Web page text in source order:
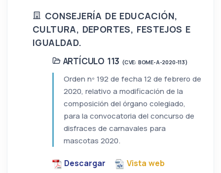
CONSEJERÍA DE EDUCACIÓN,
CULTURA, DEPORTES, FESTEJOS E
IGUALDAD.
ARTÍCULO 113 (CVE: BOME-A-2020-113)
Orden nº 192 de fecha 12 de febrero de
2020, relativo a modificación de la
composición del órgano colegiado,
para la convocatoria del concurso de
disfraces de carnavales para
mascotas 2020.
Descargar Vista web